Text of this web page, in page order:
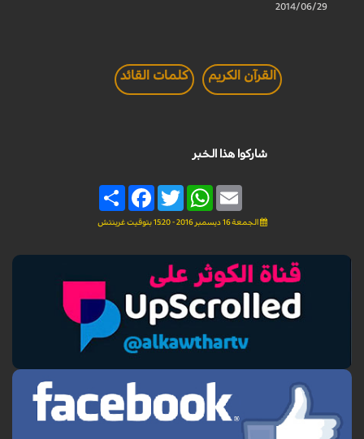
2014/06/29
القرآن الكريم كلمات القائد
شاركوا هذا الخبر
Share
FacebookTwitter
WhatsAppEmail
الجمعة 16 ديسمبر 2016 - 15:20 بتوقيت غرينتش